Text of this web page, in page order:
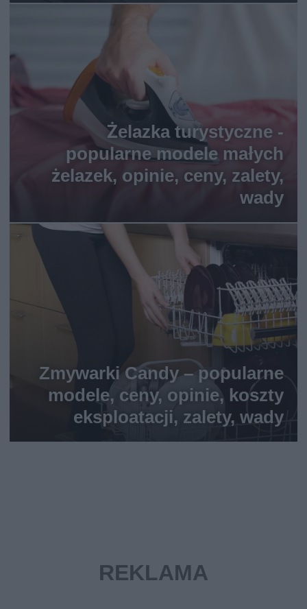
Żelazka turystyczne -
popularne modele małych
żelazek, opinie, ceny, zalety,
wady
Zmywarki Candy – popularne
modele, ceny, opinie, koszty
eksploatacji, zalety, wady